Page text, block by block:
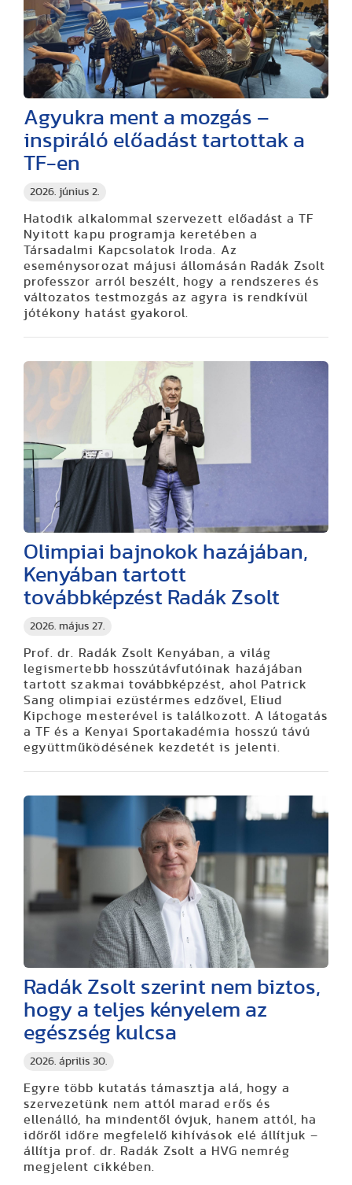
2026. június 2.
Agyukra ment a mozgás –
inspiráló előadást tartottak a
TF-en
Hatodik alkalommal szervezett előadást a TF
Nyitott kapu programja keretében a
Társadalmi Kapcsolatok Iroda. Az
eseménysorozat májusi állomásán Radák Zsolt
professzor arról beszélt, hogy a rendszeres és
változatos testmozgás az agyra is rendkívül
jótékony hatást gyakorol.
2026. május 27.
Olimpiai bajnokok hazájában,
Kenyában tartott
továbbképzést Radák Zsolt
Prof. dr. Radák Zsolt Kenyában, a világ
legismertebb hosszútávfutóinak hazájában
tartott szakmai továbbképzést, ahol Patrick
Sang olimpiai ezüstérmes edzővel, Eliud
Kipchoge mesterével is találkozott. A látogatás
a TF és a Kenyai Sportakadémia hosszú távú
együttműködésének kezdetét is jelenti.
2026. április 30.
Radák Zsolt szerint nem biztos,
hogy a teljes kényelem az
egészség kulcsa
Egyre több kutatás támasztja alá, hogy a
szervezetünk nem attól marad erős és
ellenálló, ha mindentől óvjuk, hanem attól, ha
időről időre megfelelő kihívások elé állítjuk –
állítja prof. dr. Radák Zsolt a HVG nemrég
megjelent cikkében.